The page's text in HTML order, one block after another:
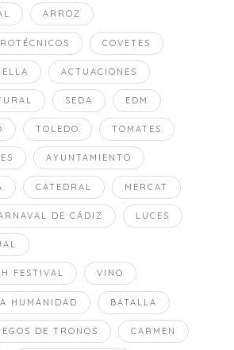
ARROZ
COVETES
ACTUACIONES
SEDA EDM
TOLEDO TOMATES
AYUNTAMIENTO
CATEDRAL MERCAT
DE CÁDIZ LUCES
FESTIVAL VINO
HUMANIDAD BATALLA
DE TRONOS CARMEN